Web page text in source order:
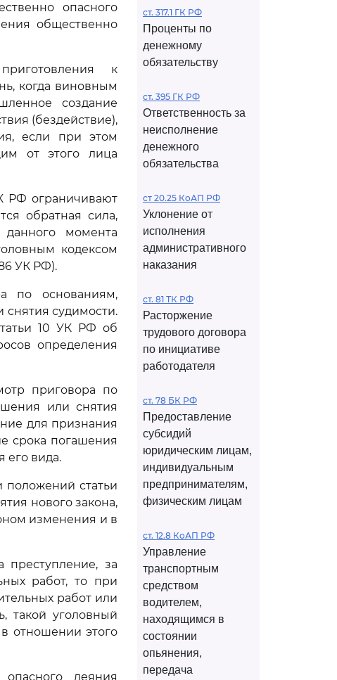
опасного
общественно
к
когда виновным
создание
(бездействие),
если при этом
от этого лица
РФ ограничивают
обратная сила,
момента
кодексом
УК РФ).
по основаниям,
судимости.
10 УК РФ об
определения
приговора по
или снятия
для признания
срока погашения
его вида.
статьи
нового закона,
изменения и в
за
работ, то при
работ или
такой уголовный
отношении этого
деяния
ст. 317.1 ГК РФ
Проценты по
денежному
обязательству
ст. 395 ГК РФ
Ответственность за
неисполнение
денежного
обязательства
ст 20.25 КоАП РФ
Уклонение от
исполнения
административного
наказания
ст. 81 ТК РФ
Расторжение
трудового договора
по инициативе
работодателя
ст. 78 БК РФ
Предоставление
субсидий
юридическим лицам,
индивидуальным
предпринимателям,
физическим лицам
ст. 12.8 КоАП РФ
Управление
транспортным
средством
водителем,
находящимся в
состоянии
опьянения,
передача